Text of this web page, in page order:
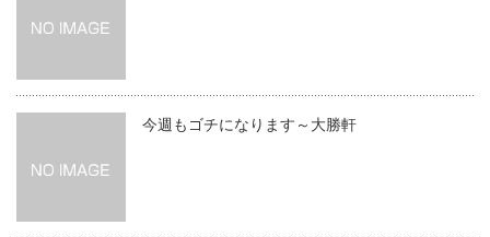
今週もゴチになります～大勝軒